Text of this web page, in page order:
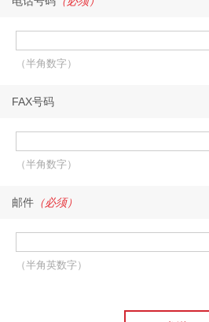
（半角数字）
FAX号码
（半角数字）
邮件 （必须）
（半角英数字）